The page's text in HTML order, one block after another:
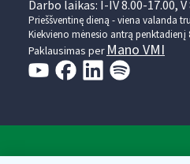
Darbo laikas: I-IV 8.00-17.00, V
Prieššventinę dieną - viena valanda
Kiekvieno mėnesio antrą penktadienį
Paklausimas per Mano VMI